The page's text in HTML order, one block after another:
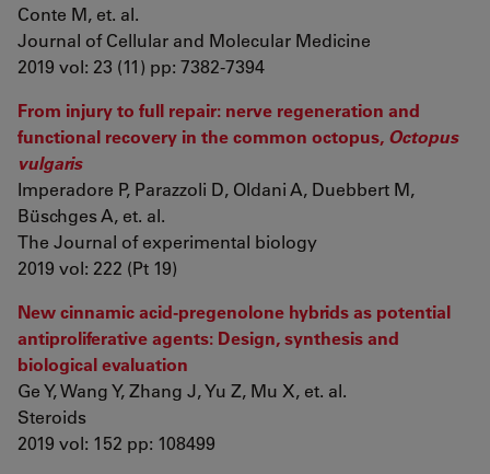
Conte M, et. al.
Journal of Cellular and Molecular Medicine
2019 vol: 23 (11) pp: 7382-7394
From injury to full repair: nerve regeneration and
functional recovery in the common octopus, Octopus
vulgaris
Imperadore P, Parazzoli D, Oldani A, Duebbert M,
Büschges A, et. al.
The Journal of experimental biology
2019 vol: 222 (Pt 19)
New cinnamic acid-pregenolone hybrids as potential
antiproliferative agents: Design, synthesis and
biological evaluation
Ge Y, Wang Y, Zhang J, Yu Z, Mu X, et. al.
Steroids
2019 vol: 152 pp: 108499